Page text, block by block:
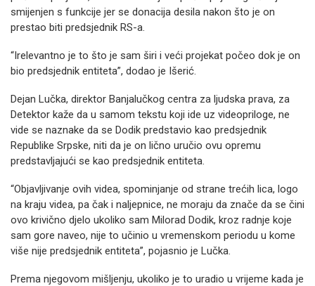
smijenjen s funkcije jer se donacija desila nakon što je on
prestao biti predsjednik RS-a.
“Irelevantno je to što je sam širi i veći projekat počeo dok je on
bio predsjednik entiteta”, dodao je Išerić.
Dejan Lučka, direktor Banjalučkog centra za ljudska prava, za
Detektor kaže da u samom tekstu koji ide uz videopriloge, ne
vide se naznake da se Dodik predstavio kao predsjednik
Republike Srpske, niti da je on lično uručio ovu opremu
predstavljajući se kao predsjednik entiteta.
“Objavljivanje ovih videa, spominjanje od strane trećih lica, logo
na kraju videa, pa čak i naljepnice, ne moraju da znače da se čini
ovo krivično djelo ukoliko sam Milorad Dodik, kroz radnje koje
sam gore naveo, nije to učinio u vremenskom periodu u kome
više nije predsjednik entiteta”, pojasnio je Lučka.
Prema njegovom mišljenju, ukoliko je to uradio u vrijeme kada je